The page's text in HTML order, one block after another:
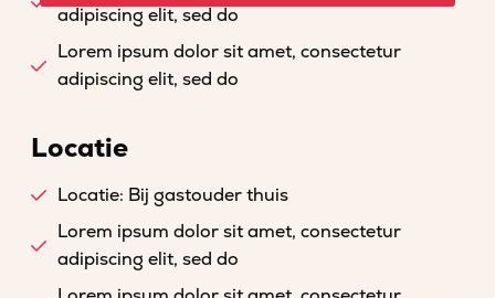
adipiscing elit, sed do
Lorem ipsum dolor sit amet, consectetur
adipiscing elit, sed do
Locatie
Locatie: Bij gastouder thuis
Lorem ipsum dolor sit amet, consectetur
adipiscing elit, sed do